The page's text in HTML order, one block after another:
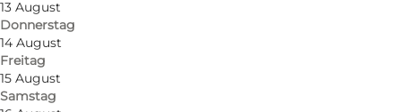
13 August
Donnerstag
14 August
Freitag
15 August
Samstag